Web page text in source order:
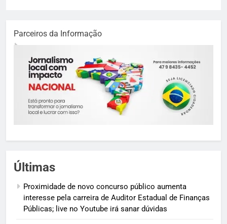
Parceiros da Informação
Últimas
Proximidade de novo concurso público aumenta
interesse pela carreira de Auditor Estadual de Finanças
Públicas; live no Youtube irá sanar dúvidas